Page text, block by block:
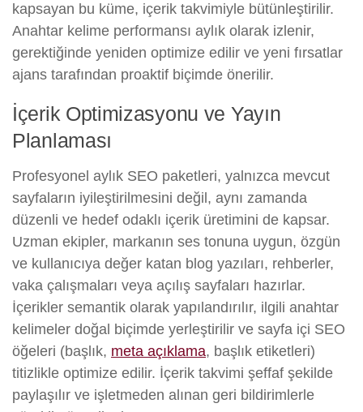
kapsayan bu küme, içerik takvimiyle bütünleştirilir.
Anahtar kelime performansı aylık olarak izlenir,
gerektiğinde yeniden optimize edilir ve yeni fırsatlar
ajans tarafından proaktif biçimde önerilir.
İçerik Optimizasyonu ve Yayın
Planlaması
Profesyonel aylık SEO paketleri, yalnızca mevcut
sayfaların iyileştirilmesini değil, aynı zamanda
düzenli ve hedef odaklı içerik üretimini de kapsar.
Uzman ekipler, markanın ses tonuna uygun, özgün
ve kullanıcıya değer katan blog yazıları, rehberler,
vaka çalışmaları veya açılış sayfaları hazırlar.
İçerikler semantik olarak yapılandırılır, ilgili anahtar
kelimeler doğal biçimde yerleştirilir ve sayfa içi SEO
öğeleri (başlık, meta açıklama, başlık etiketleri)
titizlikle optimize edilir. İçerik takvimi şeffaf şekilde
paylaşılır ve işletmeden alınan geri bildirimlerle